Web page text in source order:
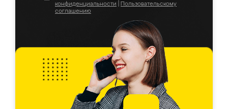
конфиденциальности
Пользовательскому
соглашению